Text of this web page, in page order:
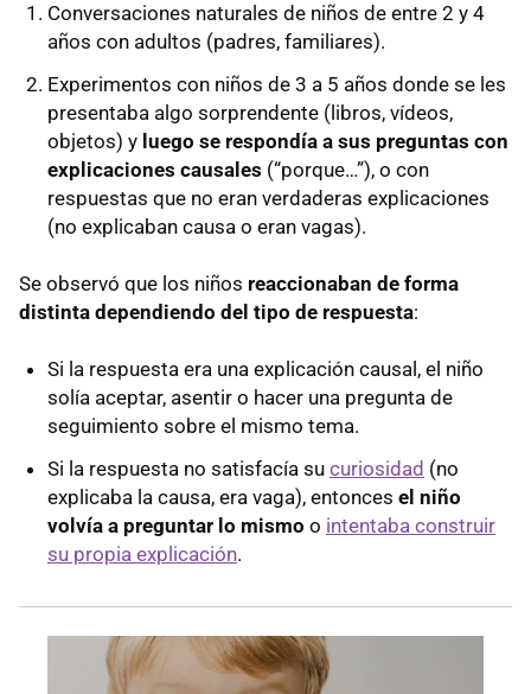
3) Reconstruyen con explicaciones propias
Un ejemplo: así funciona la mente infantil
Qué nos dicen estos “porqués”
Dentro de lo que sienten y piensan ellos
crecimiento
Conversaciones naturales de niños de entre 2 y 4
años con adultos (padres, familiares).
Experimentos con niños de 3 a 5 años donde se les
presentaba algo sorprendente (libros, vídeos,
objetos) y luego se respondía a sus preguntas con
explicaciones causales (“porque…”), o con
respuestas que no eran verdaderas explicaciones
(no explicaban causa o eran vagas).
Se observó que los niños reaccionaban de forma
distinta dependiendo del tipo de respuesta:
Si la respuesta era una explicación causal, el niño
solía aceptar, asentir o hacer una pregunta de
seguimiento sobre el mismo tema.
Si la respuesta no satisfacía su curiosidad (no
explicaba la causa, era vaga), entonces el niño
volvía a preguntar lo mismo o intentaba construir
su propia explicación.